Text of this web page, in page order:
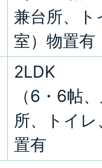
兼台所、ト
室）物置有
2LDK
（6・6帖
所、トイ
置有